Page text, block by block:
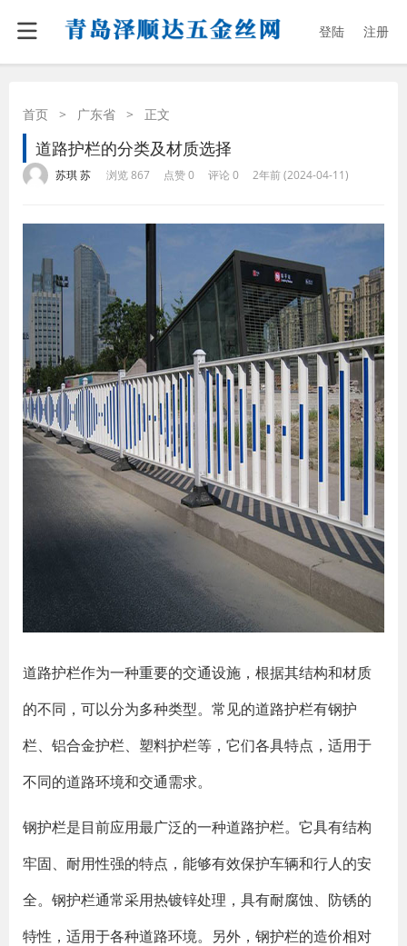
登陆 注册
首页 > 广东省 > 正文
道路护栏的分类及材质选择
苏琪 苏 浏览 867 点赞 0 评论 0 2年前 (2024-04-11)
道路护栏作为一种重要的交通设施，根据其结构和材质
的不同，可以分为多种类型。常见的道路护栏有钢护
栏、铝合金护栏、塑料护栏等，它们各具特点，适用于
不同的道路环境和交通需求。
钢护栏是目前应用最广泛的一种道路护栏。它具有结构
牢固、耐用性强的特点，能够有效保护车辆和行人的安
全。钢护栏通常采用热镀锌处理，具有耐腐蚀、防锈的
特性，适用于各种道路环境。另外，钢护栏的造价相对